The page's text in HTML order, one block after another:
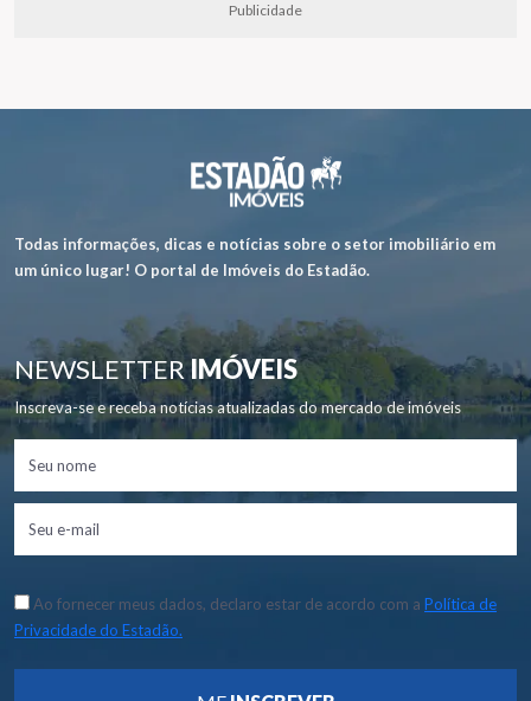
Publicidade
Todas informações, dicas e notícias sobre o setor imobiliário em
um único lugar! O portal de Imóveis do Estadão.
NEWSLETTERIMÓVEIS
Inscreva-se e receba notícias atualizadas do mercado de imóveis
Ao fornecer meus dados, declaro estar de acordo com a Política de
Privacidade do Estadão.